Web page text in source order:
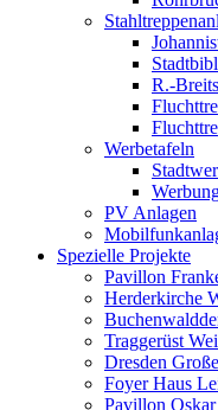
R.-
Werbetafeln
PV Anlagen
Spezielle Projekte
Pavillon
Herderkirche
Traggerüst
Dresden
Foyer Haus
Pavillon Oskar